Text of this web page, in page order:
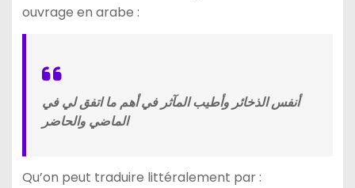
ouvrage en arabe :
أنفس الذخائر وأطيب المآثر في أهم ما اتفق لي في
الماضي والحاضر
Qu’on peut traduire littéralement par :